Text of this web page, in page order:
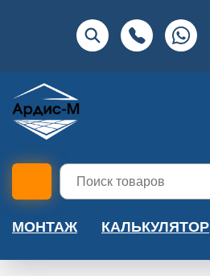
МОНТАЖ КАЛЬКУЛЯТОР